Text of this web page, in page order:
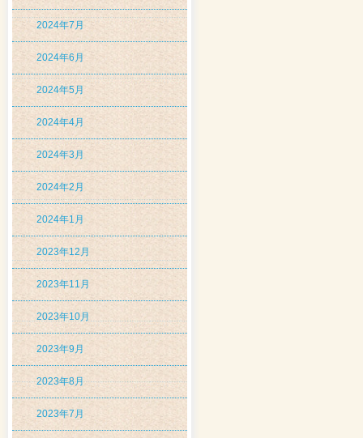
2024年7月
2024年6月
2024年5月
2024年4月
2024年3月
2024年2月
2024年1月
2023年12月
2023年11月
2023年10月
2023年9月
2023年8月
2023年7月